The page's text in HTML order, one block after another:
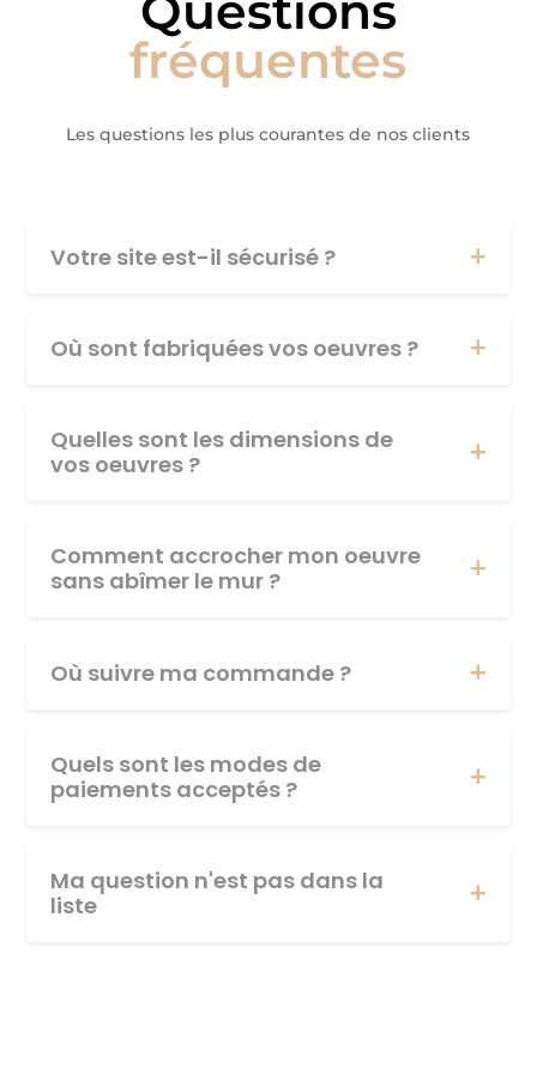
fréquentes
Les questions les plus courantes de nos clients
Votre site est-il sécurisé ?
Où sont fabriquées vos oeuvres ?
Quelles sont les dimensions de
vos oeuvres ?
Comment accrocher mon oeuvre
sans abîmer le mur ?
Où suivre ma commande ?
Quels sont les modes de
paiements acceptés ?
Ma question n'est pas dans la
liste